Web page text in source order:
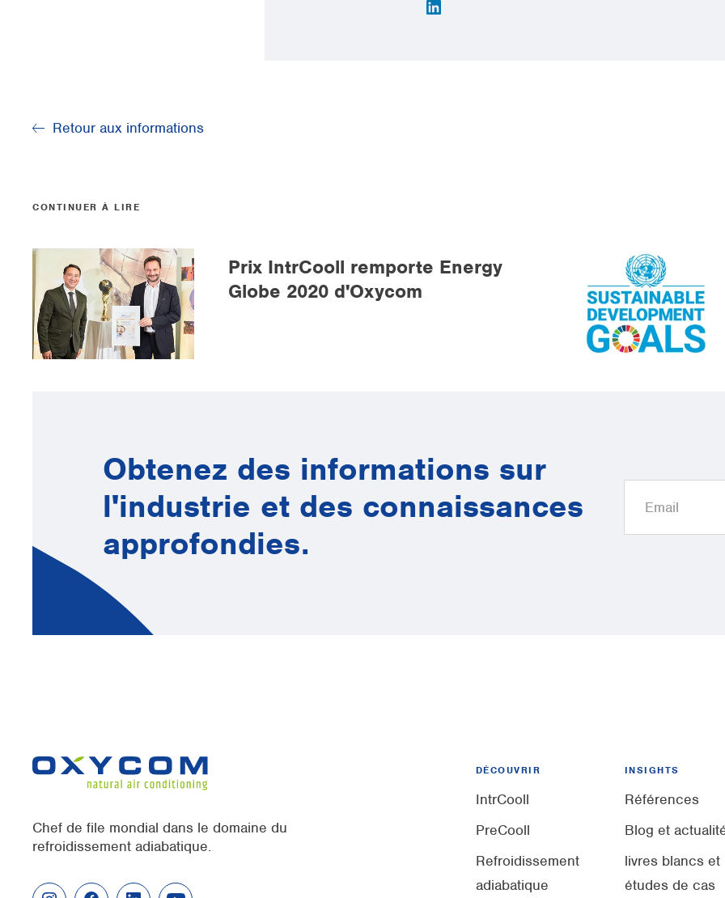
Retour aux informations
CONTINUER À LIRE
Prix IntrCooll remporte Energy
Globe 2020 d'Oxycom
Obtenez des informations sur
l'industrie et des connaissances
approfondies.
Chef de file mondial dans le domaine du
refroidissement adiabatique.
DÉCOUVRIR
IntrCooll
PreCooll
Refroidissement
adiabatique
INSIGHTS
Références
Blog et
livres blancs et
études de cas